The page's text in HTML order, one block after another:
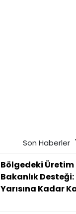
Son Haberler
Bölgedeki Üretim
Bakanlık Desteği:
Yarısına Kadar